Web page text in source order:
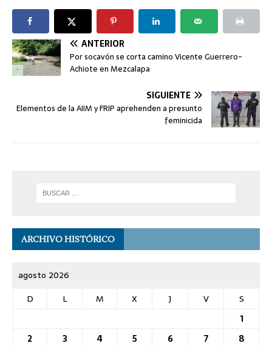
ANTERIOR
Por socavón se corta camino Vicente Guerrero-
Achiote en Mezcalapa
SIGUIENTE
Elementos de la AIIM y FRIP aprehenden a presunto
feminicida
ARCHIVO HISTÓRICO
agosto 2026
D
L M X J V
S
1
2
3 4 5 6 7
8